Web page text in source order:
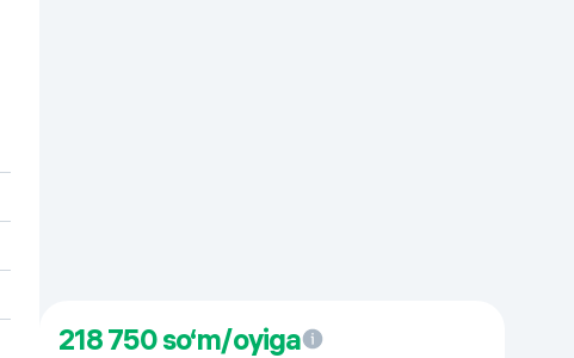
218 750so‘m/oyiga